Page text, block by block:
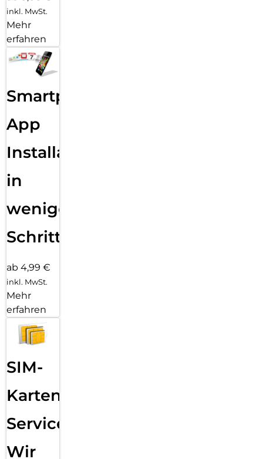
inkl. MwSt.
Mehr
erfahren
Smartphone
App
Installation
in
wenigen
Schritten
ab 4,99 €
inkl. MwSt.
Mehr
erfahren
SIM-
Karten
Service:
Wir